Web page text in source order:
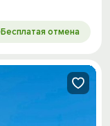
Бесплатая отмена